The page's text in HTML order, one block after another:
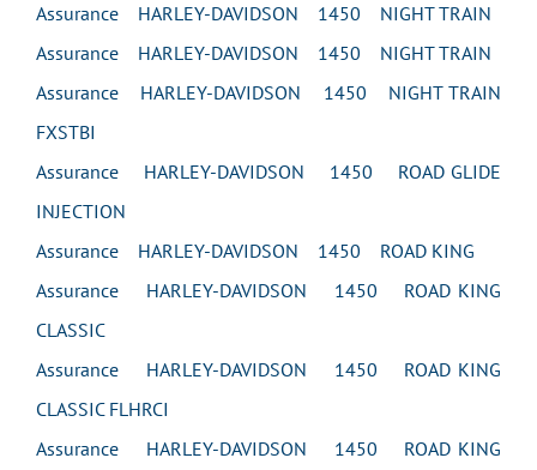
Assurance HARLEY-DAVIDSON 1450 NIGHT TRAIN
Assurance HARLEY-DAVIDSON 1450 NIGHT TRAIN
Assurance HARLEY-DAVIDSON 1450 NIGHT TRAIN
FXSTBI
Assurance HARLEY-DAVIDSON 1450 ROAD GLIDE
INJECTION
Assurance HARLEY-DAVIDSON 1450 ROAD KING
Assurance HARLEY-DAVIDSON 1450 ROAD KING
CLASSIC
Assurance HARLEY-DAVIDSON 1450 ROAD KING
CLASSIC FLHRCI
Assurance HARLEY-DAVIDSON 1450 ROAD KING